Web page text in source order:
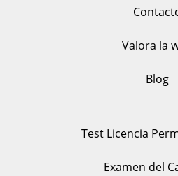
Valora la
Blog
Test Licencia
Examen del